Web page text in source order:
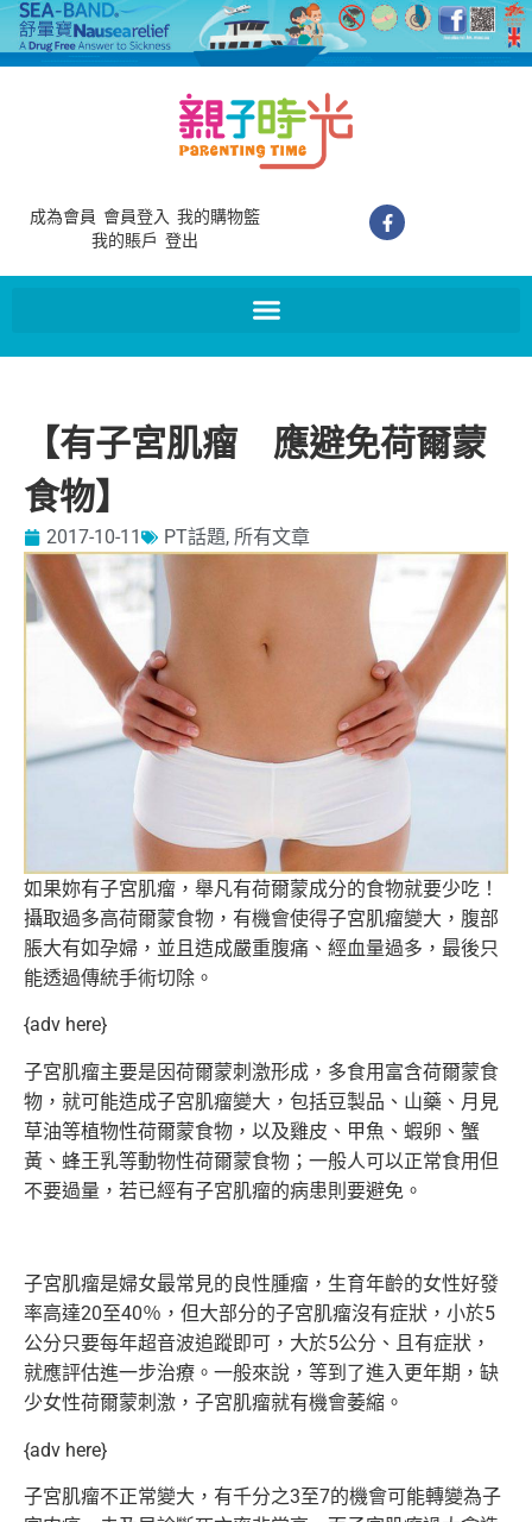
成為會員 會員登入 我的購物籃
我的賬戶 登出
【有子宮肌瘤 應避免荷爾蒙
食物】
2017-10-11 PT話題, 所有文章
如果妳有子宮肌瘤，舉凡有荷爾蒙成分的食物就要少吃！
攝取過多高荷爾蒙食物，有機會使得子宮肌瘤變大， 腹部
脹大有如孕婦，並且造成嚴重腹痛、經血量過多， 最後只
能透過傳統手術切除。
{adv here}
子宮肌瘤主要是因荷爾蒙刺激形成，多食用富含荷爾蒙食
物， 就可能造成子宮肌瘤變大，包括豆製品、山藥、 月見
草油等植物性荷爾蒙食物，以及雞皮、甲魚、蝦卵、蟹
黃、 蜂王乳等動物性荷爾蒙食物；一般人可以正常食用但
不要過量， 若已經有子宮肌瘤的病患則要避免。
子宮肌瘤是婦女最常見的良性腫瘤， 生育年齡的女性好發
率高達20至40％， 但大部分的子宮肌瘤沒有症狀， 小於5
公分只要每年超音波追蹤即可，大於5公分、且有症狀，
就應評估進一步治療。一般來說，等到了進入更年期， 缺
少女性荷爾蒙刺激，子宮肌瘤就有機會萎縮。
{adv here}
子宮肌瘤不正常變大，有千分之3至7的機會可能轉變為子